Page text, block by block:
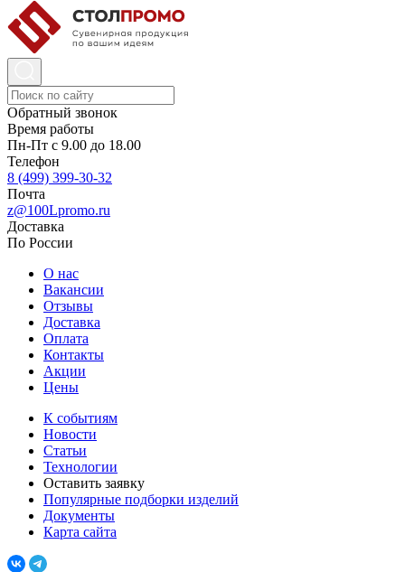
Обратный звонок
Время работы
Пн-Пт с 9.00 до 18.00
Телефон
8 (499) 399-30-32
Почта
z@100Lpromo.ru
Доставка
По России
О нас
Вакансии
Отзывы
Доставка
Оплата
Контакты
Акции
Цены
К событиям
Новости
Статьи
Технологии
Оставить заявку
Популярные подборки изделий
Документы
Карта сайта